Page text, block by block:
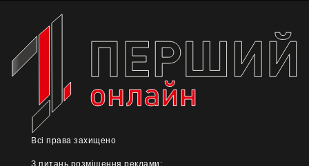
Всі права захищено
З питань розміщення реклами: